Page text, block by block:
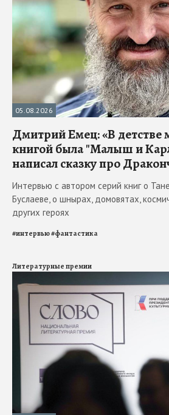
05.08.2026
Дмитрий Емец: «В
книгой была "Малыш и
написал сказку про
Интервью с автором серий книг о
Буслаеве, о шнырах, домовятах,
других героях
#интервью#фантастика
Литературные премии